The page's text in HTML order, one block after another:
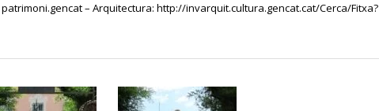
– Arquitectura: http://invarquit.cultura.gencat.cat/Cerca/Fitxa?